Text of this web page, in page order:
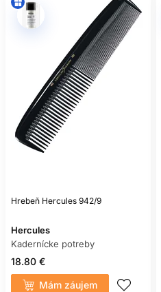
Hrebeň Hercules 942/9
Hercules
Kadernícke potreby
18.80 €
Mám záujem